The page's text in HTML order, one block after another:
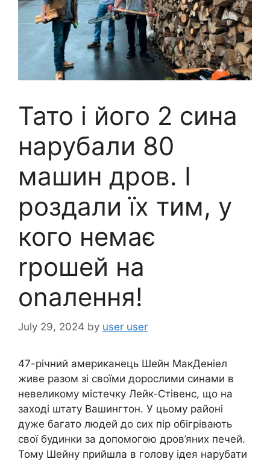
Тато і його 2 сина
нарубали 80
машин дров. І
роздали їх тим, у
кого немає
rрошей на
оnалення!
July 29, 2024 by user user
47-річний американець Шейн МакДеніел
живе разом зі своїми дорослими синами в
невеликому містечку Лейк-Стівенс, що на
заході штату Вашингтон. У цьому районі
дуже багато людей до сих пір обігрівають
свої будинки за допомогою дров’яних печей.
Тому Шейну прийшла в голову ідея нарубати